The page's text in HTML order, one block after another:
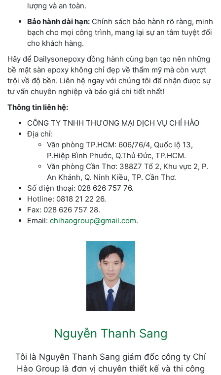
lượng và an toàn.
Bảo hành dài hạn: Chính sách bảo hành rõ ràng, minh
bạch cho mọi công trình, mang lại sự an tâm tuyệt đối
cho khách hàng.
Hãy để Dailysonepoxy đồng hành cùng bạn tạo nên những
bề mặt sàn epoxy không chỉ đẹp về thẩm mỹ mà còn vượt
trội về độ bền. Liên hệ ngay với chúng tôi để nhận được sự
tư vấn chuyên nghiệp và báo giá chi tiết nhất!
Thông tin liên hệ:
CÔNG TY TNHH THƯƠNG MẠI DỊCH VỤ CHÍ HÀO
Địa chỉ:
Văn phòng TP.HCM: 606/76/4, Quốc lộ 13,
P.Hiệp Bình Phước, Q.Thủ Đức, TP.HCM.
Văn phòng Cần Thơ: 388Z7 Tổ 2, Khu vực 2, P.
An Khánh, Q. Ninh Kiều, TP. Cần Thơ.
Số điện thoại: 028 626 757 76.
Hotline: 0818 21 22 26.
Fax: 028 626 757 28.
Email: chihaogroup@gmail.com.
Nguyễn Thanh Sang
Tôi là Nguyễn Thanh Sang giám đốc công ty Chí
Hào Group là đơn vị chuyên thiết kế và thi công